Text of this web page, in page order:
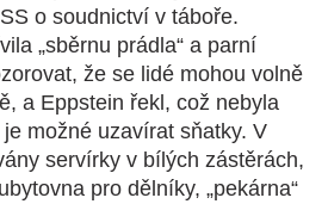
o soudnictví v táboře.
„sběrnu prádla“ a parní
že se lidé mohou volně
a Eppstein řekl, což nebyla
možné uzavírat sňatky. V
servírky v bílých zástěrách,
pro dělníky, „pekárna“